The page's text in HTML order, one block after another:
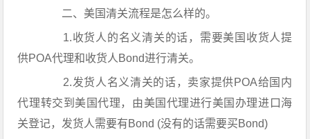
二、美国清关流程是怎么样的。
1.收货人的名义清关的话，需要美国收货人提
供POA代理和收货人Bond进行清关。
2.发货人名义清关的话，卖家提供POA给国内
代理转交到美国代理，由美国代理进行美国办理进口海
关登记，发货人需要有Bond (没有的话需要买Bond)